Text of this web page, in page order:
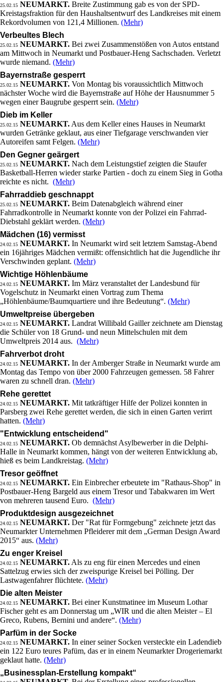
25.02.15 NEUMARKT. Breite Zustimmung gab es von der SPD-
Kreistagsfraktion für den Haushaltsentwurf des Landkreises mit einem
Rekordvolumen von 121,4 Millionen. (Mehr)
Verbeultes Blech
25.02.15 NEUMARKT. Bei zwei Zusammenstößen von Autos entstand
am Mittwoch in Neumarkt und Postbauer-Heng Sachschaden. Verletzt
wurde niemand. (Mehr)
Bayernstraße gesperrt
25.02.15 NEUMARKT. Von Montag bis voraussichtlich Mittwoch
nächster Woche wird die Bayernstraße auf Höhe der Hausnummer 5
wegen einer Baugrube gesperrt sein. (Mehr)
Dieb im Keller
25.02.15 NEUMARKT. Aus dem Keller eines Hauses in Neumarkt
wurden Getränke geklaut, aus einer Tiefgarage verschwanden vier
Autoreifen samt Felgen. (Mehr)
Den Gegner geärgert
25.02.15 NEUMARKT. Nach dem Leistungstief zeigten die Staufer
Basketball-Herren wieder starke Partien - doch zu einem Sieg in Gotha
reichte es nicht. (Mehr)
Fahrraddieb geschnappt
25.02.15 NEUMARKT. Beim Datenabgleich während einer
Fahrradkontrolle in Neumarkt konnte von der Polizei ein Fahrrad-
Diebstahl geklärt werden. (Mehr)
Mädchen (16) vermisst
24.02.15 NEUMARKT. In Neumarkt wird seit letztem Samstag-Abend
ein 16jähriges Mädchen vermißt: offensichtlich hat die Jugendliche ihr
Verschwinden geplant. (Mehr)
Wichtige Höhlenbäume
24.02.15 NEUMARKT. Im März veranstaltet der Landesbund für
Vogelschutz in Neumarkt einen Vortrag zum Thema
„Höhlenbäume/Baumquartiere und ihre Bedeutung“. (Mehr)
Umweltpreise übergeben
24.02.15 NEUMARKT. Landrat Willibald Gailler zeichnete am Dienstag
die Schüler von 18 Grund- und neun Mittelschulen mit dem
Umweltpreis 2014 aus. (Mehr)
Fahrverbot droht
24.02.15 NEUMARKT. In der Amberger Straße in Neumarkt wurde am
Montag das Tempo von über 2000 Fahrzeugen gemessen. 58 Fahrer
waren zu schnell dran. (Mehr)
Rehe gerettet
24.02.15 NEUMARKT. Mit tatkräftiger Hilfe der Polizei konnten in
Parsberg zwei Rehe gerettet werden, die sich in einen Garten verirrt
hatten. (Mehr)
"Entwicklung entscheidend"
24.02.15 NEUMARKT. Ob demnächst Asylbewerber in die Delphi-
Halle in Neumarkt kommen, hängt von der weiteren Entwicklung ab,
hieß es beim Landkreistag. (Mehr)
Tresor geöffnet
24.02.15 NEUMARKT. Ein Einbrecher erbeutete im "Rathaus-Shop" in
Postbauer-Heng Bargeld aus einem Tresor und Tabakwaren im Wert
von mehreren tausend Euro. (Mehr)
Produktdesign ausgezeichnet
24.02.15 NEUMARKT. Der "Rat für Formgebung" zeichnete jetzt das
Neumarkter Unternehmen Pfleiderer mit dem „German Design Award
2015“ aus. (Mehr)
Zu enger Kreisel
24.02.15 NEUMARKT. Als zu eng für einen Mercedes und einen
Sattelzug erwies sich der zweispurige Kreisel bei Pölling. Der
Lastwagenfahrer flüchtete. (Mehr)
Die alten Meister
24.02.15 NEUMARKT. Bei einer Kunstmatinee im Museum Lothar
Fischer geht es am Donnerstag um „WIR und die alten Meister – El
Greco, Rubens, Bernini und andere“. (Mehr)
Parfüm in der Socke
24.02.15 NEUMARKT. In einer seiner Socken versteckte ein Ladendieb
ein 122 Euro teures Pafüm, das er in einem Neumarkter Drogeriemarkt
geklaut hatte. (Mehr)
„Businessplan-Erstellung kompakt“